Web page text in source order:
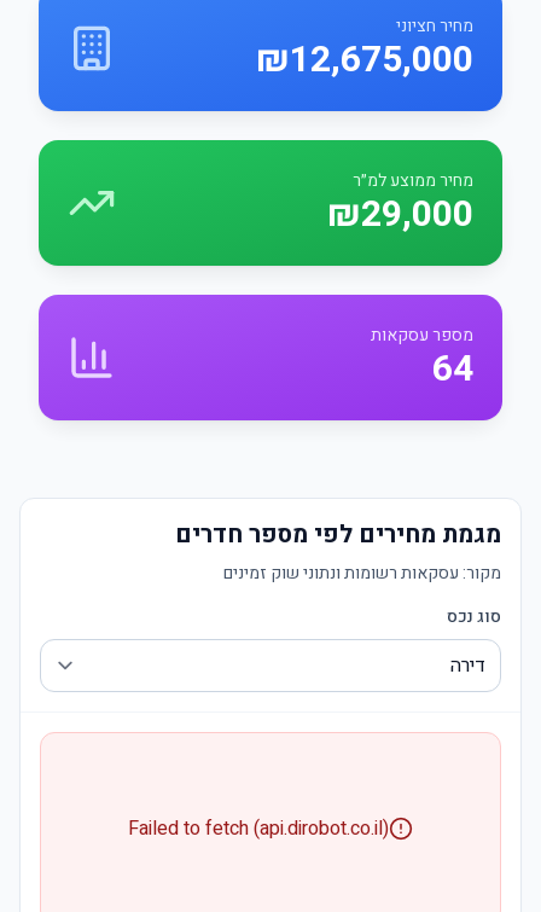
מחיר חציוני
₪12,675,000
מחיר ממוצע למ״ר
₪29,000
מספר עסקאות
64
מגמת מחירים לפי מספר חדרים
מקור: עסקאות רשומות ונתוני שוק זמינים
סוג נכס
Failed to fetch (api.dirobot.co.il)